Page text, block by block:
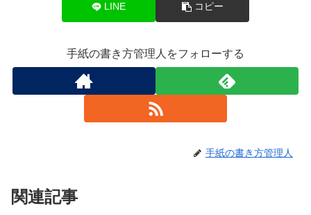
LINE コピー
手紙の書き方管理人をフォローする
手紙の書き方管理人
関連記事